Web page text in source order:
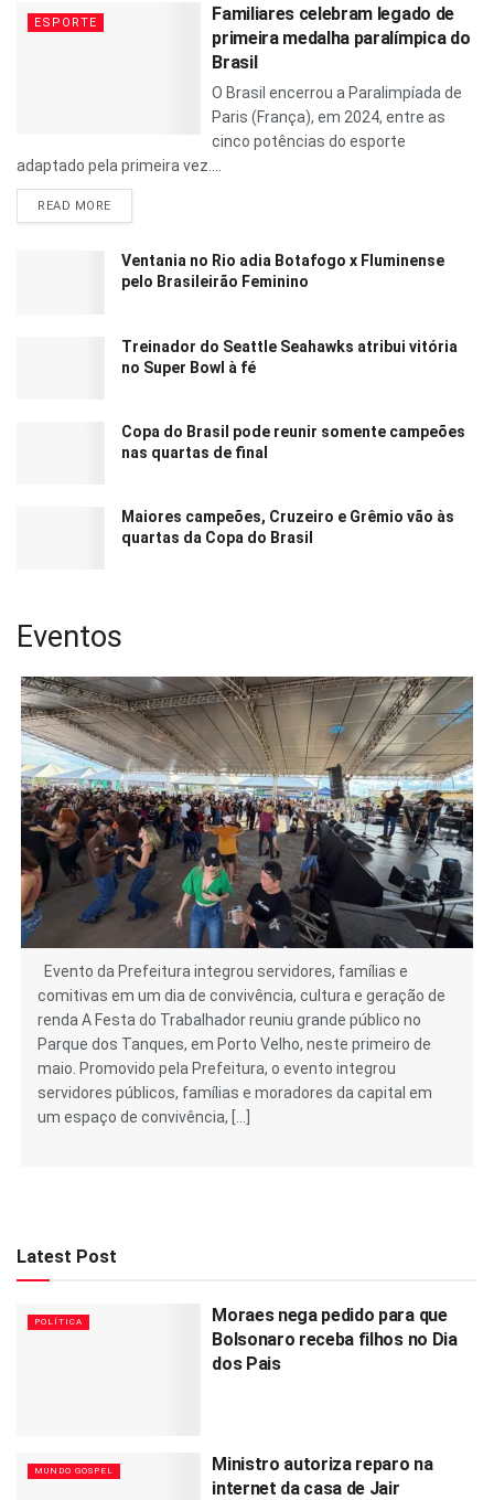
ESPORTE
Familiares celebram legado de
primeira medalha paralímpica do
Brasil
O Brasil encerrou a Paralimpíada de
Paris (França), em 2024, entre as
cinco potências do esporte
adaptado pela primeira vez....
READ MORE
Ventania no Rio adia Botafogo x Fluminense
pelo Brasileirão Feminino
Treinador do Seattle Seahawks atribui vitória
no Super Bowl à fé
Copa do Brasil pode reunir somente campeões
nas quartas de final
Maiores campeões, Cruzeiro e Grêmio vão às
quartas da Copa do Brasil
Eventos
Evento da Prefeitura integrou servidores, famílias e
comitivas em um dia de convivência, cultura e geração de
renda A Festa do Trabalhador reuniu grande público no
Parque dos Tanques, em Porto Velho, neste primeiro de
maio. Promovido pela Prefeitura, o evento integrou
servidores públicos, famílias e moradores da capital em
um espaço de convivência, […]
Latest Post
POLÍTICA
Moraes nega pedido para que
Bolsonaro receba filhos no Dia
dos Pais
MUNDO GOSPEL
Ministro autoriza reparo na
internet da casa de Jair